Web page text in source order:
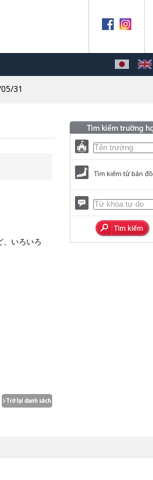
31
、いろいろ
Tìm kiếm từ bản đồ